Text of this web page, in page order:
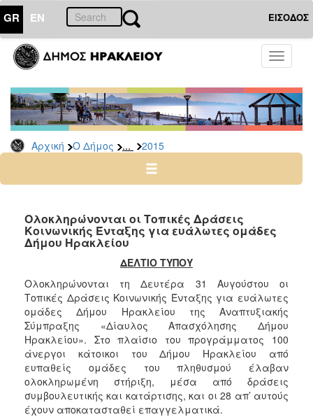
GR EN ΕΙΣΟΔΟΣ
Toggle
Αρχική Ο Δήμος ... 2015
ΔΗΜΟΣ
Δελτία
Τύπου
Αρχείο
2026
2024
2022
2021
2019
2018
2017
2016
2015
2013
Ολοκληρώνονται οι Τοπικές Δράσεις
Κοινωνικής Ένταξης για ευάλωτες ομάδες
Δήμου Ηρακλείου
ΔΕΛΤΙΟ ΤΥΠΟΥ
Ολοκληρώνονται τη Δευτέρα 31 Αυγούστου οι
Τοπικές Δράσεις Κοινωνικής Ένταξης για ευάλωτες
ομάδες Δήμου Ηρακλείου της Αναπτυξιακής
Σύμπραξης «Δίαυλος Απασχόλησης Δήμου
Ηρακλείου». Στο πλαίσιο του προγράμματος 100
άνεργοι κάτοικοι του Δήμου Ηρακλείου από
ευπαθείς ομάδες του πληθυσμού έλαβαν
ολοκληρωμένη στήριξη, μέσα από δράσεις
συμβουλευτικής και κατάρτισης, και οι 28 απ’ αυτούς
έχουν αποκατασταθεί επαγγελματικά.